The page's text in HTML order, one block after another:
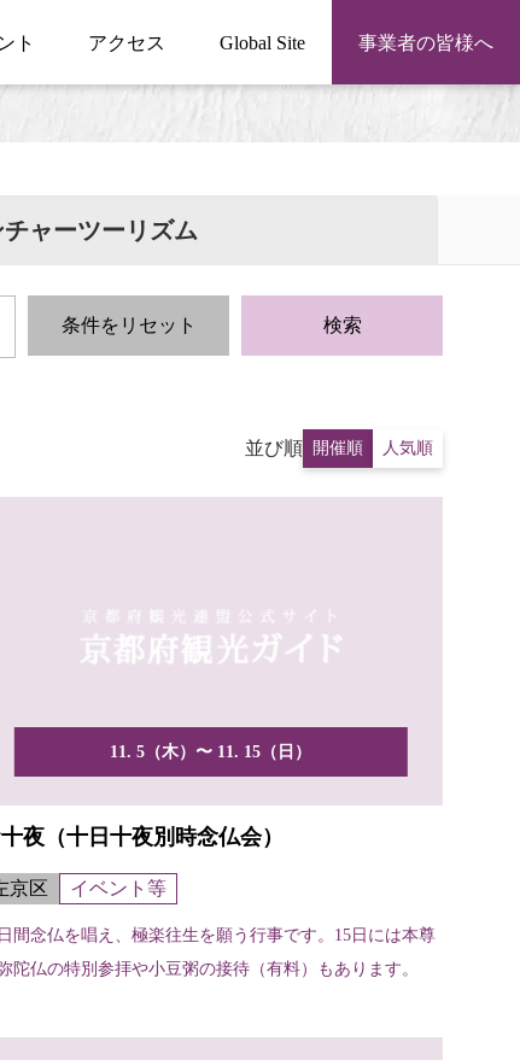
ト アクセス Global Site 事業者の皆様へ
ャーツーリズム
条件をリセット 検索
並び順 開催順 人気順
11. 5（木）〜 11. 15（日）
夜（十日十夜別時念仏会）
京区 イベント等
間念仏を唱え、極楽往生を願う行事です。15日には本尊
陀仏の特別参拝や小豆粥の接待（有料）もあります。